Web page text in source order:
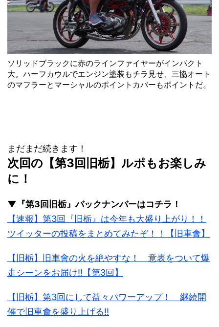
ソリッドブラックに赤のラインファイヤーがインパクト
大。ハーフカウルでエンジン塗装もチラ見せ、三協オート
のマフラーとマーシャルのポイントカバーもポイントだ。
まだまだ続きます！
次回の【第3回旧栃】ルポもお楽しみ
に！
▼『第3回旧栃』バックナンバーはコチラ！
【速報】第3回『旧栃』は今年も大盛り上がり！！
ツイッターの投稿をまとめてみたぞ！！【旧車會】
【旧栃】旧車會の火を絶やすな！ 意表をついて爆
走シーンをお届け!!【第3回】
【旧栃】第3回にして益々パワーアップ！ 継続開
催で旧車會を盛り上げる!!